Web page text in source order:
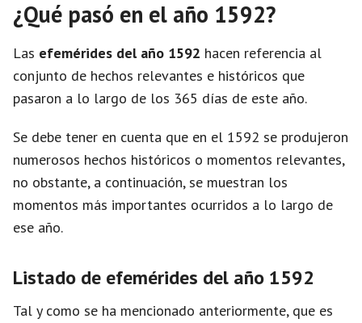
¿Qué pasó en el año 1592?
Las efemérides del año 1592 hacen referencia al
conjunto de hechos relevantes e históricos que
pasaron a lo largo de los 365 días de este año.
Se debe tener en cuenta que en el 1592 se produjeron
numerosos hechos históricos o momentos relevantes,
no obstante, a continuación, se muestran los
momentos más importantes ocurridos a lo largo de
ese año.
Listado de efemérides del año 1592
Tal y como se ha mencionado anteriormente, que es